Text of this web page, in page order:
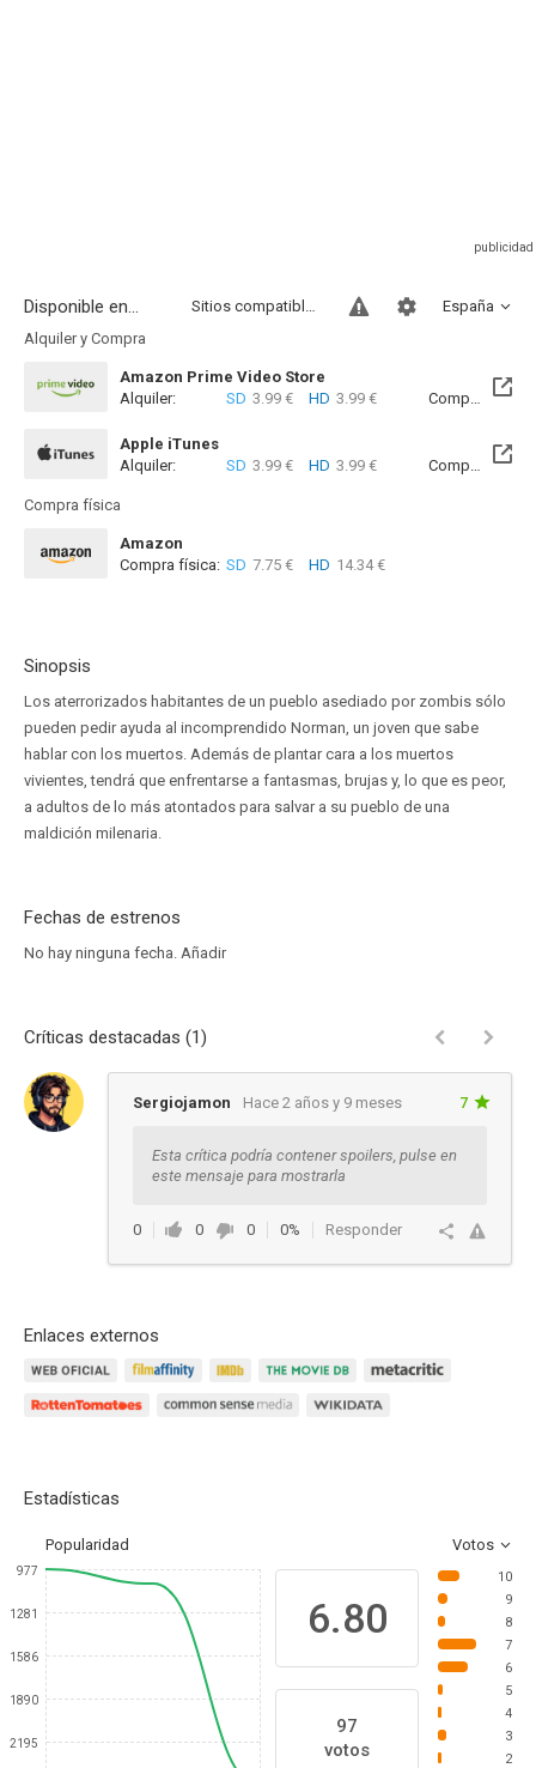
Disponible en... España
Sitios compatibles
Alquiler y Compra
Amazon Prime Video Store
Alquiler:
SD 3.99 € HD 3.99 € Compra: SD
Apple iTunes
Alquiler:
SD 3.99 € HD 3.99 € Compra: SD
Compra física
Amazon
Compra física: SD 7.75 € HD 14.34 €
Sinopsis
Los aterrorizados habitantes de un pueblo asediado por zombis sólo
pueden pedir ayuda al incomprendido Norman, un joven que sabe
hablar con los muertos. Además de plantar cara a los muertos
vivientes, tendrá que enfrentarse a fantasmas, brujas y, lo que es peor,
a adultos de lo más atontados para salvar a su pueblo de una
maldición milenaria.
Fechas de estrenos
No hay ninguna fecha. Añadir
Críticas destacadas (1)
Sergiojamon Hace 2 años y 9 meses 7
Esta crítica podría contener spoilers, pulse en
este mensaje para mostrarla
0 0 0 0% Responder
Enlaces externos
Estadísticas
Popularidad Votos
977
1281
1586
1890
2195
6.80
97
votos
10
9
8
7
6
5
4
3
2